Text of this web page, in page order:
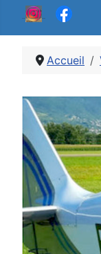
Accueil
Détails